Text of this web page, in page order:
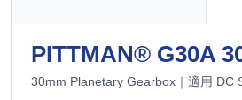
PITTMAN® G30A
30mm Planetary Gearbox｜適用 DC